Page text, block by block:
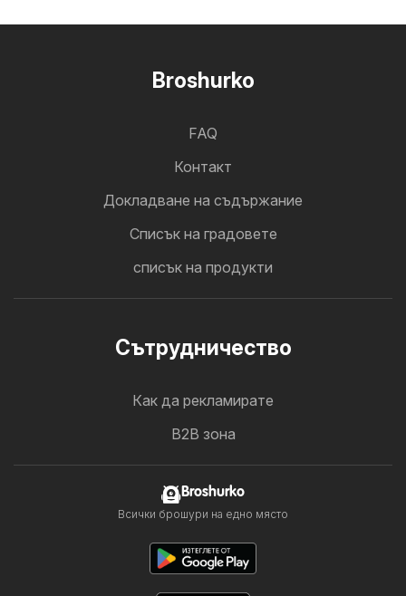
Broshurko
FAQ
Контакт
Докладване на съдържание
Cписък на градовете
списък на продукти
Cътрудничество
Как да рекламирате
B2B зона
Broshurko
Всички брошури на едно място